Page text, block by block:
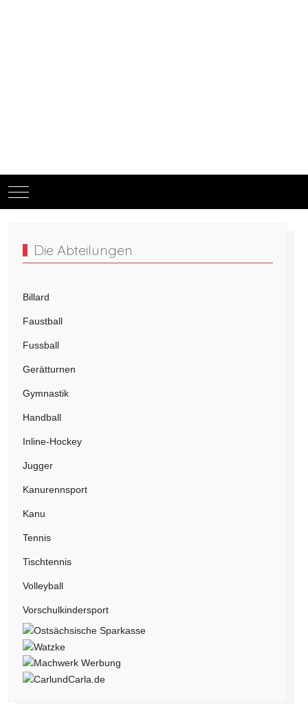
Mobile Menu Toggle
Die Abteilungen
Billard
Faustball
Fussball
Gerätturnen
Gymnastik
Handball
Inline-Hockey
Jugger
Kanurennsport
Kanu
Tennis
Tischtennis
Volleyball
Vorschulkindersport